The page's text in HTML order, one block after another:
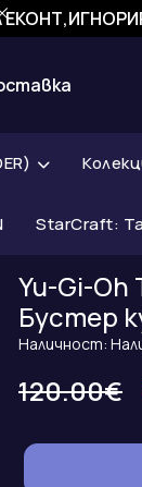
StarCraft:
Yu-Gi-Oh
Бустер
Наличност:
120.00€